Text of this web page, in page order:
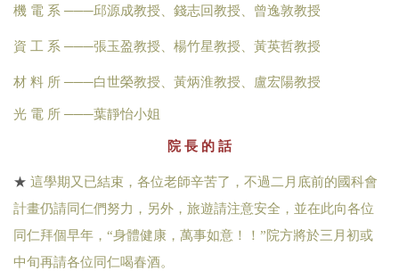
機 電 系 ───邱源成教授、錢志回教授、曾逸敦教授
資 工 系 ───張玉盈教授、楊竹星教授、黃英哲教授
材 料 所 ───白世榮教授、黃炳淮教授、盧宏陽教授
光 電 所 ───葉靜怡小姐
院 長 的 話
★ 這學期又已結束，各位老師辛苦了，不過二月底前的國科會
計畫仍請同仁們努力，另外，旅遊請注意安全，並在此向各位
同仁拜個早年， “身體健康，萬事如意！！ ”院方將於三月初或
中旬再請各位同仁喝春酒。